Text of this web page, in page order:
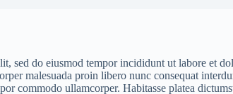
sed do eiusmod tempor incididunt ut labore et
malesuada proin libero nunc consequat
commodo ullamcorper. Habitasse platea